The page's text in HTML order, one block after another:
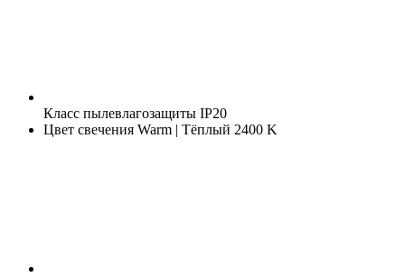
Класс пылевлагозащиты IP20
Цвет свечения Warm | Тёплый 2400 K